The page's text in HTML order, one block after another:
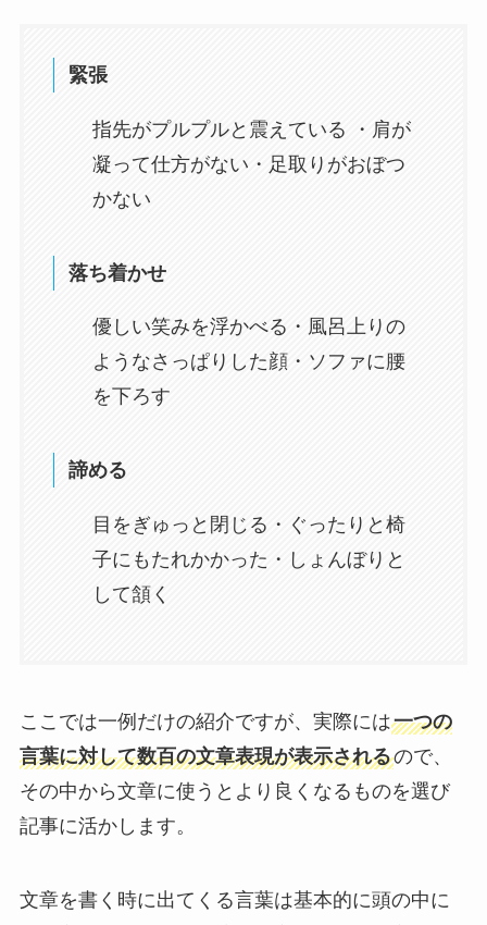
緊張
指先がプルプルと震えている ・肩が
凝って仕方がない・足取りがおぼつ
かない
落ち着かせ
優しい笑みを浮かべる・風呂上りの
ようなさっぱりした顔・ソファに腰
を下ろす
諦める
目をぎゅっと閉じる・ぐったりと椅
子にもたれかかった・しょんぼりと
して頷く
ここでは一例だけの紹介ですが、実際には一つの
言葉に対して数百の文章表現が表示されるので、
その中から文章に使うとより良くなるものを選び
記事に活かします。
文章を書く時に出てくる言葉は基本的に頭の中に